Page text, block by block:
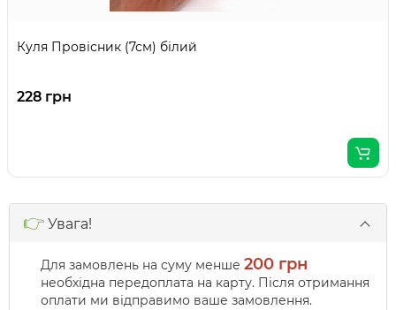
Куля Провісник (7см) білий
228 грн
👉 Увага!
Для замовлень на суму менше 200 грн
необхідна передоплата на карту. Після отримання
оплати ми відправимо ваше замовлення.